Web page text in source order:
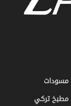
مسودات
مطبخ تركي